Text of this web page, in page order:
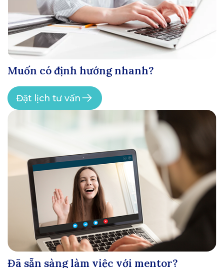
Muốn có định hướng nhanh?
Đặt lịch tư vấn
Đã sẵn sàng làm việc với mentor?